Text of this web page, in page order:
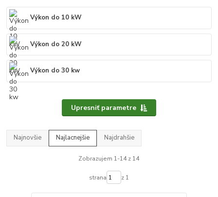
Výkon do 10 kW
Výkon do 20 kW
Výkon do 30 kw
Upresniť parametre
Najnovšie Najlacnejšie Najdrahšie
Zobrazujem 1-14 z 14
strana z 1